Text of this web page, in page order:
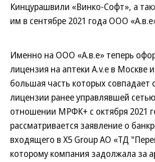
Кинцурашвили «Винко-Софт», а
им в сентябре 2021 года ООО
Именно на ООО «А.в.е» теперь
лицензия на аптеки A.v.e в Москве
большая часть которых совпадает
лицензии ранее управлявшей
отношении МРФК+ с октября 2021
рассматривается заявление о
входящего в X5 Group АО «ТД
которому компания задолжала за